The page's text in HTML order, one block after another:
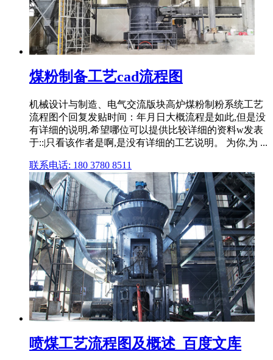
煤粉制备工艺cad流程图
机械设计与制造、电气交流版块高炉煤粉制粉系统工艺
流程图个回复发贴时间：年月日大概流程是如此,但是没
有详细的说明,希望哪位可以提供比较详细的资料w发表
于::|只看该作者是啊,是没有详细的工艺说明。 为你,为 ...
联系电话: 180 3780 8511
喷煤工艺流程图及概述_百度文库